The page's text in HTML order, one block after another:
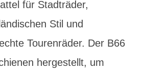
für Stadträder,
Stil und
Tourenräder. Der B66
hergestellt, um